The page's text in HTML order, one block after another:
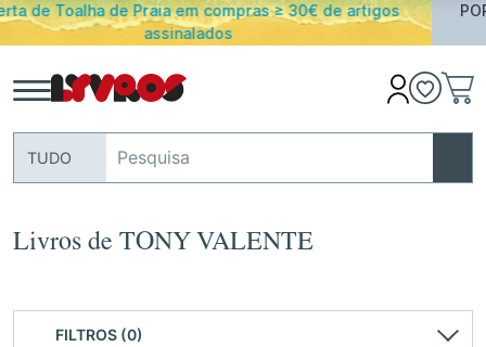
PORTES GRATUITOS em encomendas acima de 25€ para
Portugal Continental
TUDO
Livros de TONY VALENTE
FILTROS (0)